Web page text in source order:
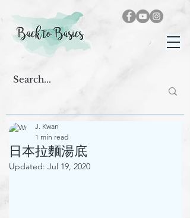
日本拉麵湯底
J. Kwan
1 min read
Updated: Jul 19, 2020